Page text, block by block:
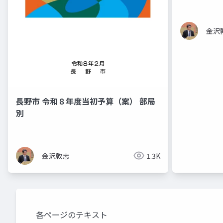
長野市 令和８年度当初予算（案） 部局
別
金沢敦志 1.3K
金沢
各ページのテキスト